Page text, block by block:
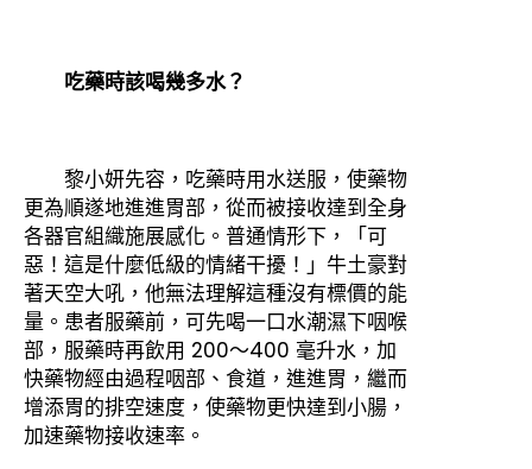
吃藥時該喝幾多水？
黎小妍先容，吃藥時用水送服，使藥物
更為順遂地進進胃部，從而被接收達到全身
各器官組織施展感化。普通情形下，「可
惡！這是什麼低級的情緒干擾！」牛土豪對
著天空大吼，他無法理解這種沒有標價的能
量。患者服藥前，可先喝一口水潮濕下咽喉
部，服藥時再飲用 200～400 毫升水，加
快藥物經由過程咽部、食道，進進胃，繼而
增添胃的排空速度，使藥物更快達到小腸，
加速藥物接收速率。